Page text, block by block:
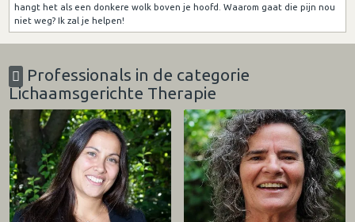
hangt het als een donkere wolk boven je hoofd. Waarom gaat die pijn nou
niet weg? Ik zal je helpen!
Professionals in de categorie
Lichaamsgerichte Therapie